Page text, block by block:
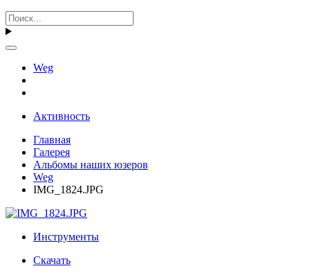
Weg
Активность
Главная
Галерея
Альбомы наших юзеров
Weg
IMG_1824.JPG
Инструменты
Скачать